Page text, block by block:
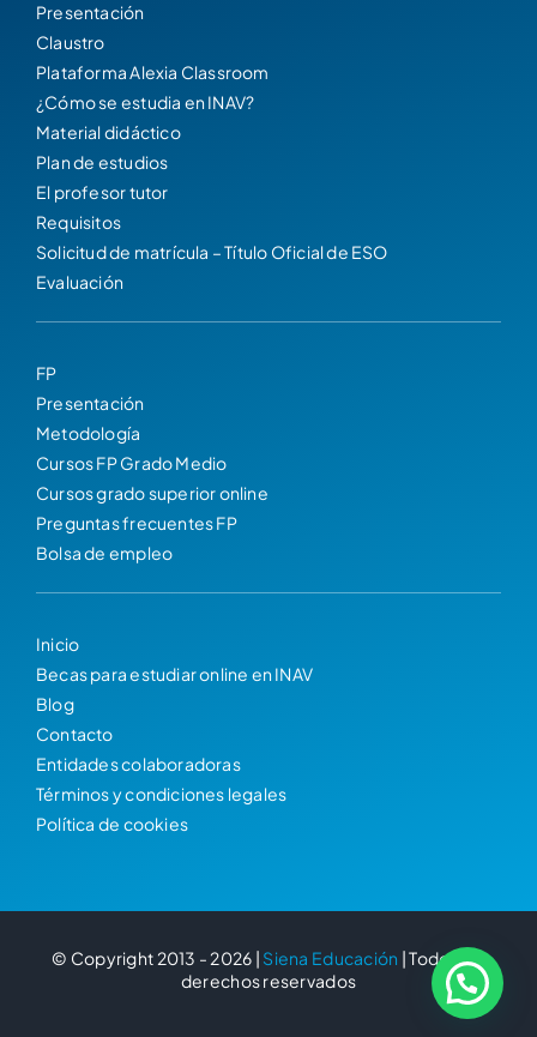
Presentación
Claustro
Plataforma Alexia Classroom
¿Cómo se estudia en INAV?
Material didáctico
Plan de estudios
El profesor tutor
Requisitos
Solicitud de matrícula – Título Oficial de ESO
Evaluación
FP
Presentación
Metodología
Cursos FP Grado Medio
Cursos grado superior online
Preguntas frecuentes FP
Bolsa de empleo
Inicio
Becas para estudiar online en INAV
Blog
Contacto
Entidades colaboradoras
Términos y condiciones legales
Política de cookies
© Copyright 2013 - 2026 | Siena Educación | Todos los
derechos reservados